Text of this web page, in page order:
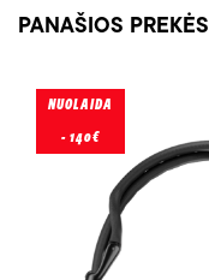
PANAŠIOS PREKĖS
NUOLAIDA
- 140€